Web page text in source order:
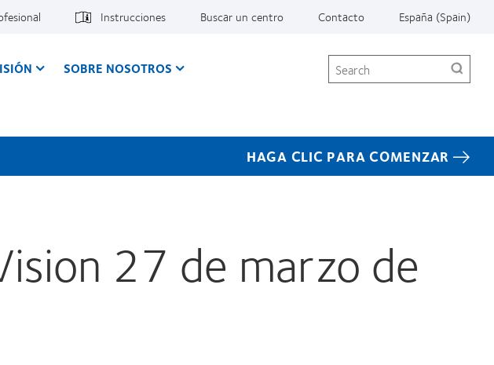
Instrucciones Buscar un centro Contacto España (Spain)
SOBRE NOSOTROS Search
HAGA CLIC PARA COMENZAR
27 de marzo de